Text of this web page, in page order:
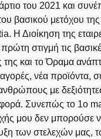
του 2021 και
βασικού μετόχου της
Η Διοίκηση της
στιγμή τις
της και το Όραμα
αγορές, νέα προϊόντα,
με
Συνεπώς το 1ο
μου δεν μπορούσε
των στελεχών μας,